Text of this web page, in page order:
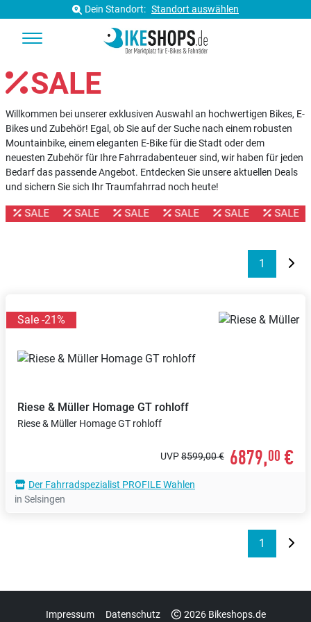
Dein Standort: Standort auswählen
SALE
Willkommen bei unserer exklusiven Auswahl an hochwertigen Bikes, E-
Bikes und Zubehör! Egal, ob Sie auf der Suche nach einem robusten
Mountainbike, einem eleganten E-Bike für die Stadt oder dem
neuesten Zubehör für Ihre Fahrradabenteuer sind, wir haben für jeden
Bedarf das passende Angebot. Entdecken Sie unsere aktuellen Deals
und sichern Sie sich Ihr Traumfahrrad noch heute!
SALE SALE SALE SALE SALE SALE
1
Sale -21%
Riese & Müller Homage GT rohloff
Riese & Müller Homage GT rohloff
UVP8599,00 € 6879,00 €
Der Fahrradspezialist PROFILE Wahlen
in Selsingen
1
Impressum Datenschutz 2026 Bikeshops.de